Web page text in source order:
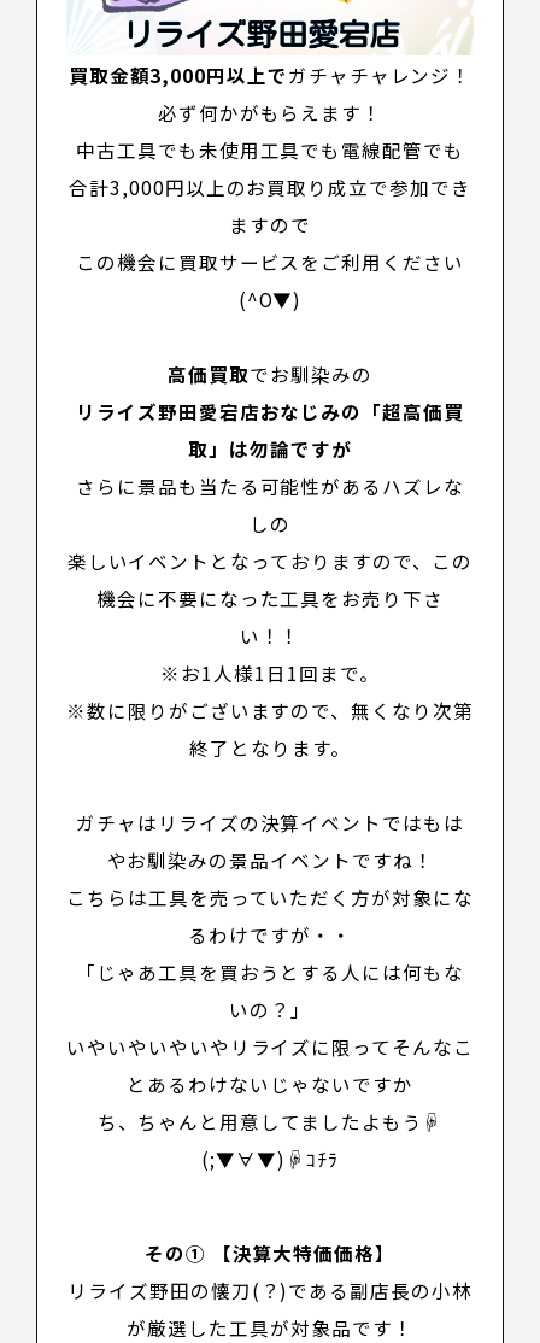
買取金額3,000円以上でガチャチャレンジ！
必ず何かがもらえます！
中古工具でも未使用工具でも電線配管でも
合計3,000円以上のお買取り成立で参加でき
ますので
この機会に買取サービスをご利用ください
(^O▼)
高価買取でお馴染みの
リライズ野田愛宕店おなじみの「超高価買
取」は勿論ですが
さらに景品も当たる可能性があるハズレな
しの
楽しいイベントとなっておりますので、この
機会に不要になった工具をお売り下さ
い！！
※お1人様1日1回まで。
※数に限りがございますので、無くなり次第
終了となります。
ガチャはリライズの決算イベントではもは
やお馴染みの景品イベントですね！
こちらは工具を売っていただく方が対象にな
るわけですが・・
「じゃあ工具を買おうとする人には何もな
いの？」
いやいやいやいやリライズに限ってそんなこ
とあるわけないじゃないですか
ち、ちゃんと用意してましたよもう☟
(;▼∀▼)☟ｺﾁﾗ
その① 【決算大特価価格】
リライズ野田の懐刀(？)である副店長の小林
が厳選した工具が対象品です！